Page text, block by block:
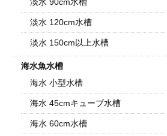
淡水 120cm水槽
淡水 150cm以上水槽
海水魚水槽
海水 小型水槽
海水 45cmキューブ水槽
海水 60cm水槽